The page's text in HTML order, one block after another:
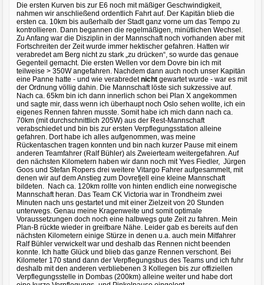
Die ersten Kurven bis zur E6 noch mit mäßiger Geschwindigkeit,
nahmen wir anschließend ordentlich Fahrt auf. Der Kapitän blieb die
ersten ca. 10km bis außerhalb der Stadt ganz vorne um das Tempo zu
kontrollieren. Dann begannen die regelmäßigen, minütlichen Wechsel.
Zu Anfang war die Disziplin in der Mannschaft noch vorhanden aber mit
Fortschreiten der Zeit wurde immer hektischer gefahren. Hatten wir
verabredet am Berg nicht zu stark „zu drücken“, so wurde das genaue
Gegenteil gemacht. Die ersten Wellen vor dem Dovre bin ich mit
teilweise > 350W angefahren. Nachdem dann auch noch unser Kapitän
eine Panne hatte - und wie verabredetnicht gewartet wurde - war es mit
der Ordnung völlig dahin. Die Mannschaft löste sich sukzessive auf.
Nach ca. 65km bin ich dann innerlich schon bei Plan X angekommen
und sagte mir, dass wenn ich überhaupt noch Oslo sehen wollte, ich ein
eigenes Rennen fahren musste. Somit habe ich mich dann nach ca.
70km (mit durchschnittlich 205W) aus der Rest-Mannschaft
verabschiedet und bin bis zur ersten Verpflegungsstation alleine
gefahren. Dort habe ich alles aufgenommen, was meine
Rückentaschen tragen konnten und bin nach kurzer Pause mit einem
anderen Teamfahrer (Ralf Bühler) als Zweierteam weitergefahren. Auf
den nächsten Kilometern haben wir dann noch mit Yves Fiedler, Jürgen
Goos und Stefan Ropers drei weitere Vitargo Fahrer aufgesammelt, mit
denen wir auf dem Anstieg zum Dovrefjell eine kleine Mannschaft
bildeten. Nach ca. 120km rollte von hinten endlich eine norwegische
Mannschaft heran. Das Team CK Victoria war in Trondheim zwei
Minuten nach uns gestartet und mit einer Zielzeit von 20 Stunden
unterwegs. Genau meine Kragenweite und somit optimale
Voraussetzungen doch noch eine halbwegs gute Zeit zu fahren. Mein
Plan-B rückte wieder in greifbare Nähe. Leider gab es bereits auf den
nächsten Kilometern einige Stürze in denen u.a. auch mein Mitfahrer
Ralf Bühler verwickelt war und deshalb das Rennen nicht beenden
konnte. Ich hatte Glück und blieb das ganze Rennen verschont. Bei
Kilometer 170 stand dann der Verpflegungsbus des Teams und ich fuhr
deshalb mit den anderen verbliebenen 3 Kollegen bis zur offiziellen
Verpflegungsstelle in Dombas (200km) alleine weiter und habe dort